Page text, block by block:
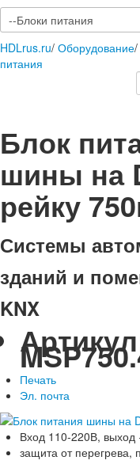
HDLrus.ru/ Оборудование/
питания
Блок
шины на
рейку
Системы
зданий и
KNX
Печать
Эл. почта
Вход 110-220В, выход
защита от перегрева,